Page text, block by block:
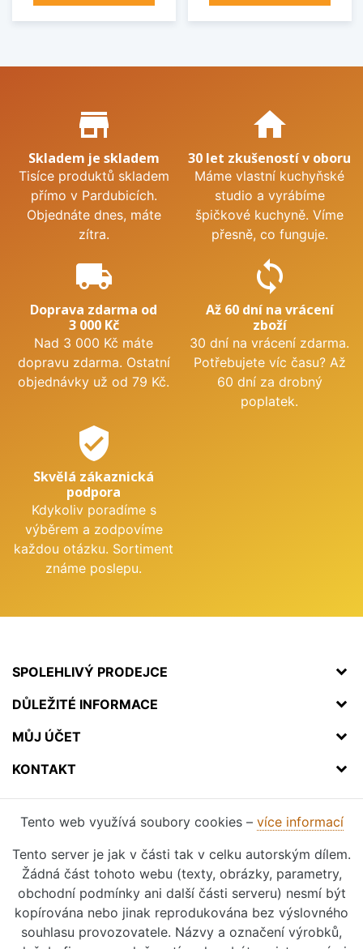
Proč nakupovat u nás?
store_mall_directory
Skladem je skladem
Tisíce produktů skladem
přímo v Pardubicích.
Objednáte dnes, máte
zítra.
home
30 let zkušeností v oboru
Máme vlastní kuchyňské
studio a vyrábíme
špičkové kuchyně. Víme
přesně, co funguje.
local_shipping
Doprava zdarma od
3 000 Kč
Nad 3 000 Kč máte
dopravu zdarma. Ostatní
objednávky už od 79 Kč.
sync
Až 60 dní na vrácení
zboží
30 dní na vrácení zdarma.
Potřebujete víc času? Až
60 dní za drobný
poplatek.
verified_user
Skvělá zákaznická
podpora
Kdykoliv poradíme s
výběrem a zodpovíme
každou otázku. Sortiment
známe poslepu.
SPOLEHLIVÝ PRODEJCE
DŮLEŽITÉ INFORMACE
MŮJ ÚČET
KONTAKT
Tento web využívá soubory cookies – více informací
Tento server je jak v části tak v celku autorským dílem.
Žádná část tohoto webu (texty, obrázky, parametry,
obchodní podmínky ani další části serveru) nesmí být
kopírována nebo jinak reprodukována bez výslovného
souhlasu provozovatele. Názvy a označení výrobků,